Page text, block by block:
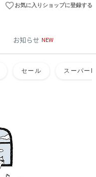
favorite_borderお気に入りショップに登録する
お知らせ NEW
セール スーパー